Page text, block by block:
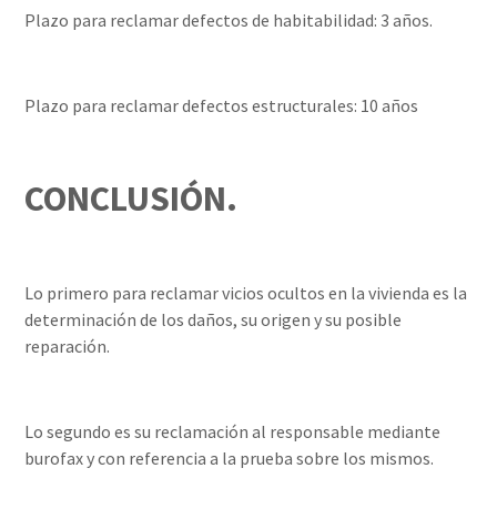
Plazo para reclamar defectos de habitabilidad: 3 años.
Plazo para reclamar defectos estructurales: 10 años
CONCLUSIÓN.
Lo primero para reclamar vicios ocultos en la vivienda es la
determinación de los daños, su origen y su posible
reparación.
Lo segundo es su reclamación al responsable mediante
burofax y con referencia a la prueba sobre los mismos.